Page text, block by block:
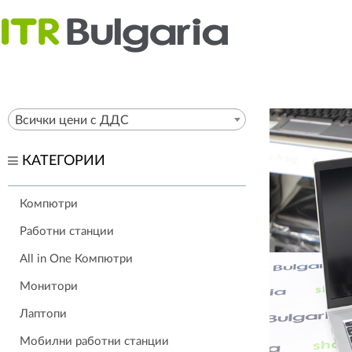
Всички цени с ДДС
КАТЕГОРИИ
Компютри
Работни станции
All in One Компютри
Монитори
Лаптопи
Мобилни работни станции